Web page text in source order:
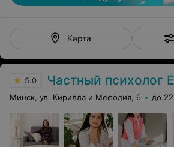
Карта
5.0 Частный психолог
Минск, ул. Кирилла и Мефодия, 6 до